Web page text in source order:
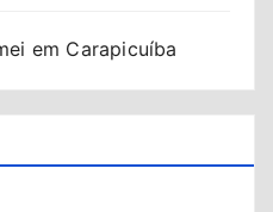
em Carapicuíba